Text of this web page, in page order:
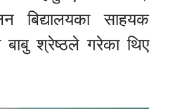
बिद्यालयका साहयक
बाबु श्रेष्ठले गरेका थिए